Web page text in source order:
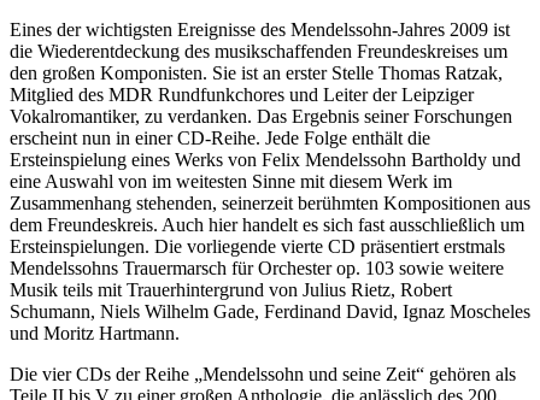
Eines der wichtigsten Ereignisse des Mendelssohn-Jahres 2009 ist
die Wiederentdeckung des musikschaffenden Freundeskreises um
den großen Komponisten. Sie ist an erster Stelle Thomas Ratzak,
Mitglied des MDR Rundfunkchores und Leiter der Leipziger
Vokalromantiker, zu verdanken. Das Ergebnis seiner Forschungen
erscheint nun in einer CD-Reihe. Jede Folge enthält die
Ersteinspielung eines Werks von Felix Mendelssohn Bartholdy und
eine Auswahl von im weitesten Sinne mit diesem Werk im
Zusammenhang stehenden, seinerzeit berühmten Kompositionen aus
dem Freundeskreis. Auch hier handelt es sich fast ausschließlich um
Ersteinspielungen. Die vorliegende vierte CD präsentiert erstmals
Mendelssohns Trauermarsch für Orchester op. 103 sowie weitere
Musik teils mit Trauerhintergrund von Julius Rietz, Robert
Schumann, Niels Wilhelm Gade, Ferdinand David, Ignaz Moscheles
und Moritz Hartmann.
Die vier CDs der Reihe „Mendelssohn und seine Zeit“ gehören als
Teile II bis V zu einer großen Anthologie, die anlässlich des 200.